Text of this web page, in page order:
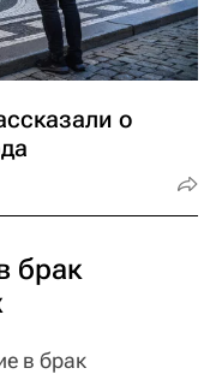
о
брак
в брак